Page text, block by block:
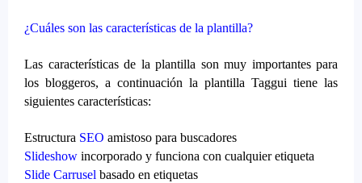
¿Cuáles son las características de la plantilla?
Las características de la plantilla son muy importantes para
los bloggeros, a continuación la plantilla Taggui tiene las
siguientes características:
Estructura SEO amistoso para buscadores
Slideshow incorporado y funciona con cualquier etiqueta
Slide Carrusel basado en etiquetas